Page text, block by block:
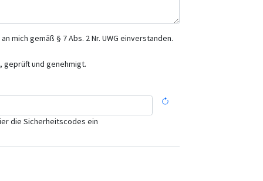
mich gemäß § 7 Abs. 2 Nr. UWG einverstanden.
geprüft und genehmigt.
die Sicherheitscodes ein